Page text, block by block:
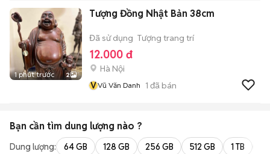
1 phút trước 2
Tượng Đồng Nhật Bản 38cm
Đã sử dụng Tượng trang trí
12.000 đ
Hà Nội
VVũ Văn Danh 1 đã bán
Bạn cần tìm dung lượng nào ?
Dung lượng: 64 GB 128 GB 256 GB 512 GB 1 TB